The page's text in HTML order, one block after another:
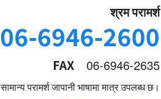
श्रम परामर्श
06-6946-2600
FAX 06-6946-2635
सामान्य परामर्श जापानी भाषामा मात्र उपलब्ध छ।